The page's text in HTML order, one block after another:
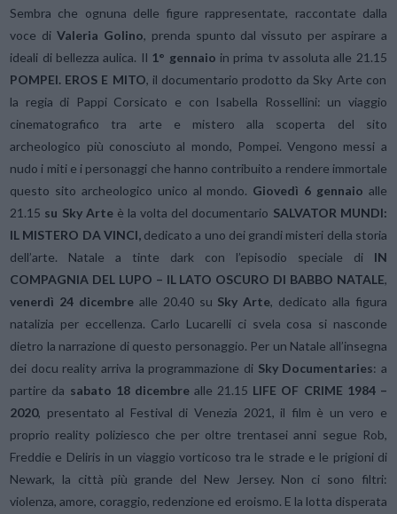
Sembra che ognuna delle figure rappresentate, raccontate dalla
voce di Valeria Golino, prenda spunto dal vissuto per aspirare a
ideali di bellezza aulica. Il 1° gennaio in prima tv assoluta alle 21.15
POMPEI. EROS E MITO, il documentario prodotto da Sky Arte con
la regia di Pappi Corsicato e con Isabella Rossellini: un viaggio
cinematografico tra arte e mistero alla scoperta del sito
archeologico più conosciuto al mondo, Pompei. Vengono messi a
nudo i miti e i personaggi che hanno contribuito a rendere immortale
questo sito archeologico unico al mondo. Giovedì 6 gennaio alle
21.15 su Sky Arteè la volta del documentario SALVATOR MUNDI:
IL MISTERO DA VINCI,dedicato a uno dei grandi misteri della storia
dell’arte. Natale a tinte dark con l’episodio speciale di IN
COMPAGNIA DEL LUPO – IL LATO OSCURO DI BABBO NATALE,
venerdì 24 dicembre alle 20.40 su Sky Arte, dedicato alla figura
natalizia per eccellenza. Carlo Lucarelli ci svela cosa si nasconde
dietro la narrazione di questo personaggio. Per un Natale all’insegna
dei docu reality arriva la programmazione di Sky Documentaries: a
partire da sabato 18 dicembre alle 21.15 LIFE OF CRIME 1984 –
2020, presentato al Festival di Venezia 2021, il film è un vero e
proprio reality poliziesco che per oltre trentasei anni segue Rob,
Freddie e Deliris in un viaggio vorticoso tra le strade e le prigioni di
Newark, la città più grande del New Jersey. Non ci sono filtri:
violenza, amore, coraggio, redenzione ed eroismo. E la lotta disperata